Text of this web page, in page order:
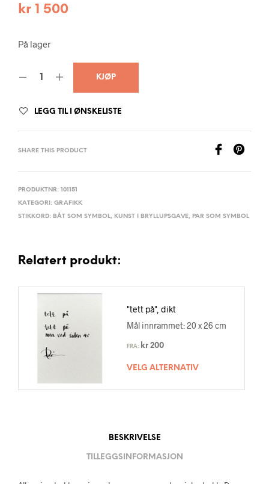
kr 1 500
På lager
KJØP
LEGG TIL I ØNSKELISTE
SHARE THIS PRODUCT
PRODUKTNR: 101151
KATEGORI: GRAFIKK
STIKKORD: BÅT SOM SYMBOL, KUNST I BRYLLUPSGAVE, PAR SOM SYMBOL
Relatert produkt:
"tett på", dikt
Mål innrammet: 20 x 26 cm
FRA: kr 200
VELG ALTERNATIV
BESKRIVELSE
TILLEGGSINFORMASJON